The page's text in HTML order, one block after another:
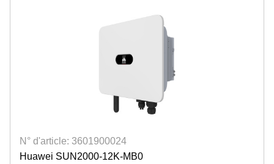
N° d'article: 3601900024
Huawei SUN2000-12K-MB0